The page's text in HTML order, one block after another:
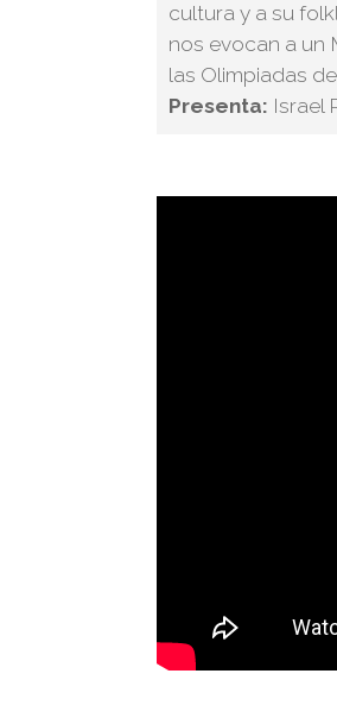
cultura y a su
nos evocan a un
las Olimpiadas
Presenta: Israel